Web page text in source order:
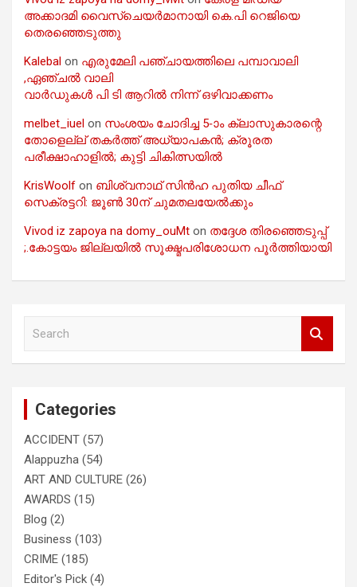
അക്കാദമി വൈസ്ചെയർമാനായി കെ.പി റെജിയെ
തെരഞ്ഞെടുത്തു
Kalebal on എരുമേലി പഞ്ചായത്തിലെ പമ്പാവാലി
,ഏഞ്ചൽ വാലി
വാർഡുകൾ പി ടി ആറിൽ നിന്ന് ഒഴിവാക്കണം
melbet_iuel on സംശയം ചോദിച്ച 5-ാം ക്ലാസുകാരന്റെ
തോളെല്ല് തകർത്ത് അധ്യാപകൻ; ക്രൂരത
പരീക്ഷാഹാളിൽ; കുട്ടി ചികിത്സയിൽ
KrisWoolf on ബിശ്വനാഥ് സിൻഹ പുതിയ ചീഫ്
സെക്രട്ടറി: ജൂൺ 30ന് ചുമതലയേൽക്കും
Vivod iz zapoya na domy_ouMt on തദ്ദേശ തിരഞ്ഞെടുപ്പ്
;.കോട്ടയം ജില്ലയിൽ സൂക്ഷ്മപരിശോധന പൂർത്തിയായി
Categories
ACCIDENT (57)
Alappuzha (54)
ART AND CULTURE (26)
AWARDS (15)
Blog (2)
Business (103)
CRIME (185)
Editor's Pick (4)